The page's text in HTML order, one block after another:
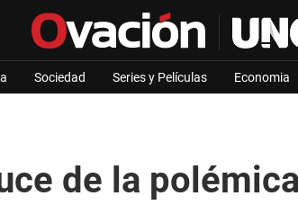
Sociedad Series y Películas Economia
de la